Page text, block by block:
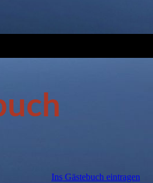
Ins Gästebuch eintragen